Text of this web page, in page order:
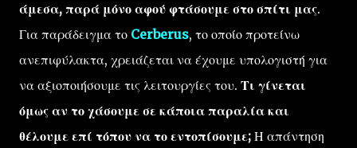
άμεσα, παρά μόνο αφού φτάσουμε στο σπίτι μας.
Για παράδειγμα το Cerberus, το οποίο προτείνω
ανεπιφύλακτα, χρειάζεται να έχουμε υπολογιστή για
να αξιοποιήσουμε τις λειτουργίες του. Τι γίνεται
όμως αν το χάσουμε σε κάποια παραλία και
θέλουμε επί τόπου να το εντοπίσουμε; Η απάντηση